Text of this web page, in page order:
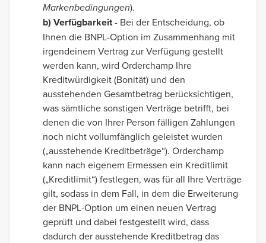
Markenbedingungen).
b) Verfügbarkeit- Bei der Entscheidung, ob
Ihnen die BNPL-Option im Zusammenhang mit
irgendeinem Vertrag zur Verfügung gestellt
werden kann, wird Orderchamp Ihre
Kreditwürdigkeit (Bonität) und den
ausstehenden Gesamtbetrag berücksichtigen,
was sämtliche sonstigen Verträge betrifft, bei
denen die von Ihrer Person fälligen Zahlungen
noch nicht vollumfänglich geleistet wurden
(„ausstehende Kreditbeträge“). Orderchamp
kann nach eigenem Ermessen ein Kreditlimit
(„Kreditlimit“) festlegen, was für all Ihre Verträge
gilt, sodass in dem Fall, in dem die Erweiterung
der BNPL-Option um einen neuen Vertrag
geprüft und dabei festgestellt wird, dass
dadurch der ausstehende Kreditbetrag das